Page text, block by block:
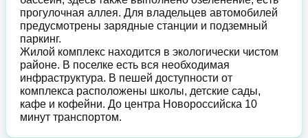
прогулочная аллея. Для владельцев автомобилей
предусмотрены зарядные станции и подземный
паркинг.
Жилой комплекс находится в экологически чистом
районе. В поселке есть вся необходимая
инфраструктура. В пешей доступности от
комплекса расположены школы, детские сады,
кафе и кофейни. До центра Новороссийска 10
минут транспортом.